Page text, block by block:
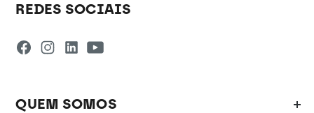
REDES SOCIAIS
QUEM SOMOS